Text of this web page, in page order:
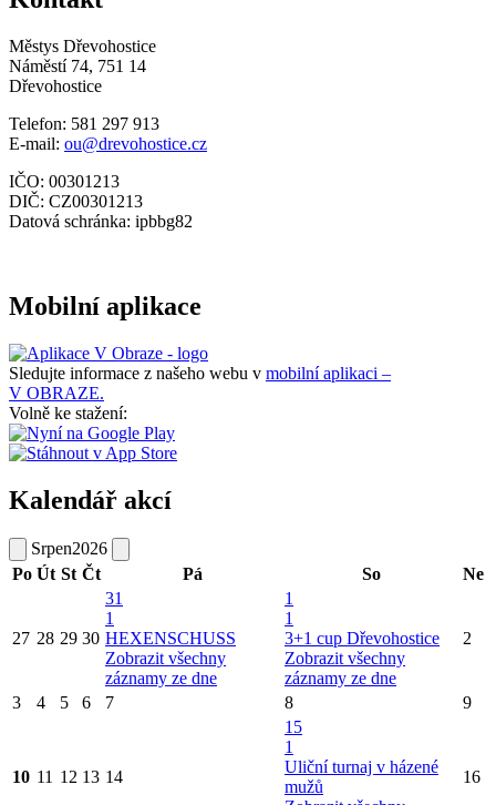
Městys Dřevohostice
Náměstí 74, 751 14
Dřevohostice
Telefon: 581 297 913
E-mail: ou@drevohostice.cz
IČO: 00301213
DIČ: CZ00301213
Datová schránka: ipbbg82
Mobilní aplikace
Sledujte informace z našeho webu v mobilní aplikaci –
V OBRAZE.
Volně ke stažení:
Kalendář akcí
Srpen2026
Po Út St Čt Pá So Ne
27 28 29 30
31
1
HEXENSCHUSS
Zobrazit všechny
záznamy ze dne
1
1
3+1 cup Dřevohostice
Zobrazit všechny
záznamy ze dne
2
3 4 5 6 7 8 9
10 11 12 13 14
15
1
Uliční turnaj v házené
mužů
16